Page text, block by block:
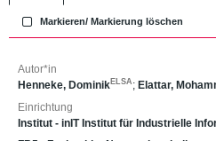
Markieren/ Markierung löschen
Autor*in
Henneke, Dominik ELSA ; Elattar,
Einrichtung
Institut - inIT Institut für Industrielle